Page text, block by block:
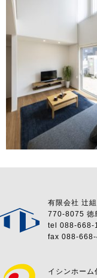
有限会社 辻組
770-8075 徳
tel 088-668-
fax 088-668-
イシンホーム